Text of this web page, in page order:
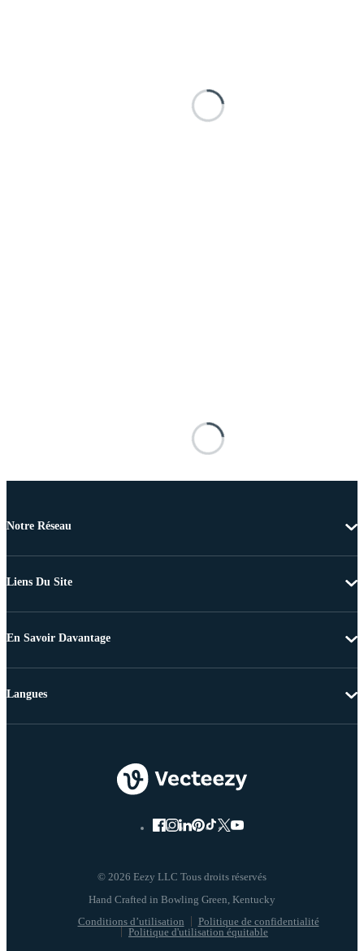
Notre Réseau
Liens Du Site
En Savoir Davantage
© 2026 Eezy LLC Tous droits réservés
Conditions d’utilisation
Politique de confidentialité
Politique d'utilisation équitable
Langues